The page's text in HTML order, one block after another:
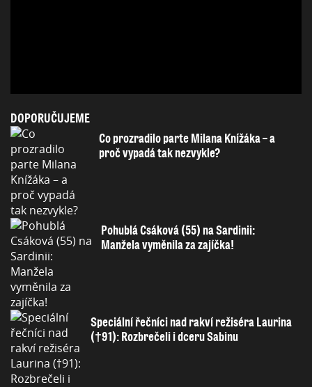
DOPORUČUJEME
Co prozradilo parte Milana Knížáka – a
proč vypadá tak nezvykle?
Pohublá Csáková (55) na Sardinii:
Manžela vyměnila za zajíčka!
Speciální řečníci nad rakví režiséra Laurina
(†91): Rozbrečeli i dceru Sabinu